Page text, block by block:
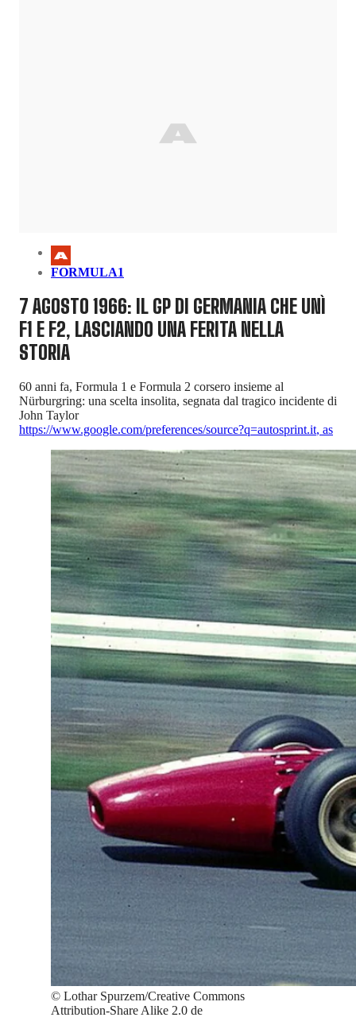
FORMULA1
7 AGOSTO 1966: IL GP DI GERMANIA CHE UNÌ
F1 E F2, LASCIANDO UNA FERITA NELLA
STORIA
60 anni fa, Formula 1 e Formula 2 corsero insieme al
Nürburgring: una scelta insolita, segnata dal tragico incidente di
John Taylor
https://www.google.com/preferences/source?q=autosprint.it, as
© Lothar Spurzem/Creative Commons
Attribution-Share Alike 2.0 de